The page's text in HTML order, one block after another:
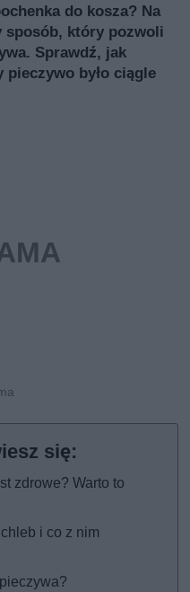
do kosza? Na
sposób, który pozwoli
Sprawdź, jak
pieczywo było ciągle
zdrowe? Warto to
i co z nim